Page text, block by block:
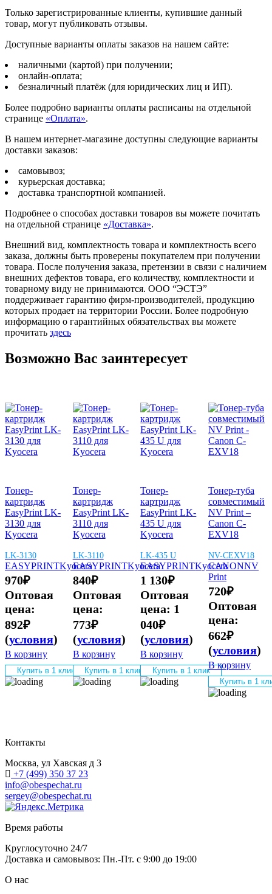
Только зарегистрированные клиенты, купившие данный
товар, могут публиковать отзывы.
Доступные варианты оплаты заказов на нашем сайте:
наличными (картой) при получении;
онлайн-оплата;
безналичный платёж (для юридических лиц и ИП).
Более подробно варианты оплаты расписаны на отдельной
странице «Оплата».
В нашем интернет-магазине доступны следующие варианты
доставки заказов:
самовывоз;
курьерская доставка;
доставка транспортной компанией.
Подробнее о способах доставки товаров вы можете почитать
на отдельной странице «Доставка».
Внешний вид, комплектность товара и комплектность всего
заказа, должны быть проверены покупателем при получении
товара. После получения заказа, претензии в связи с наличием
внешних дефектов товара, его количеству, комплектности и
товарному виду не принимаются. ООО “ЭСТЭ”
поддерживает гарантию фирм-производителей, продукцию
которых продает на территории России. Более подробную
информацию о гарантийных обязательствах вы можете
прочитать здесь
Возможно Вас заинтересует
Тонер-
картридж
EasyPrint LK-
3130 для
Kyocera
LK-3130
EASYPRINTKyocera
970₽
Оптовая
цена:
892₽
(условия)
В корзину
Купить в 1 клик
Тонер-
картридж
EasyPrint LK-
3110 для
Kyocera
LK-3110
EASYPRINTKyocera
840₽
Оптовая
цена:
773₽
(условия)
В корзину
Купить в 1 клик
Тонер-
картридж
EasyPrint LK-
435 U для
Kyocera
LK-435 U
EASYPRINTKyocera
1 130₽
Оптовая
цена: 1
040₽
(условия)
В корзину
Купить в 1 клик
Тонер-туба
совместимый
NV Print –
Canon C-
EXV18
NV-CEXV18
CANONNV
Print
720₽
Оптовая
цена:
662₽
(условия)
В корзину
Купить в 1
Контакты
Москва, ул Хавская д 3
+7 (499) 350 37 23
info@obespechat.ru
sergey@obespechat.ru
Время работы
Круглосуточно 24/7
Доставка и самовывоз: Пн.-Пт. с 9:00 до 19:00
О нас